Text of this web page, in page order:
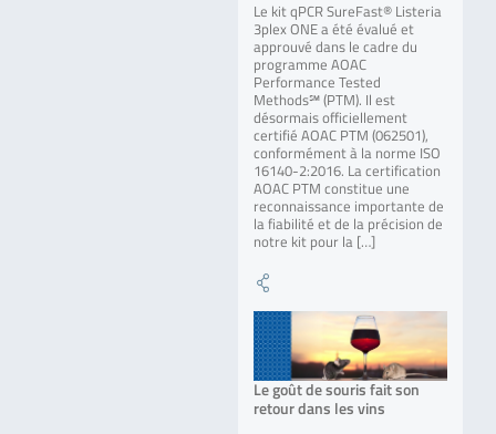
Le kit qPCR SureFast® Listeria
3plex ONE a été évalué et
approuvé dans le cadre du
programme AOAC
Performance Tested
Methods℠ (PTM). Il est
désormais officiellement
certifié AOAC PTM (062501),
conformément à la norme ISO
16140-2:2016. La certification
AOAC PTM constitue une
reconnaissance importante de
la fiabilité et de la précision de
notre kit pour la […]
Le goût de souris fait son
retour dans les vins